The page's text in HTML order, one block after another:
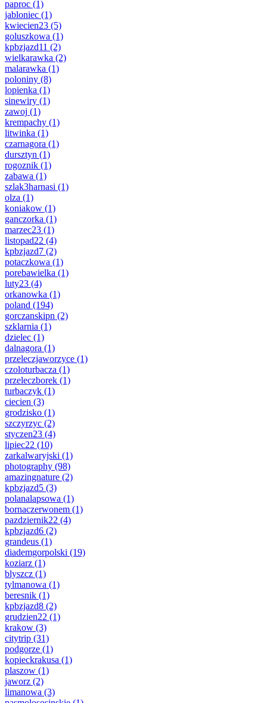
paproc (1)
jabloniec (1)
kwiecien23 (5)
goluszkowa (1)
kpbzjazd11 (2)
wielkarawka (2)
malarawka (1)
poloniny (8)
lopienka (1)
sinewiry (1)
zawoj (1)
krempachy (1)
litwinka (1)
czarnagora (1)
dursztyn (1)
rogoznik (1)
zabawa (1)
szlak3harnasi (1)
olza (1)
koniakow (1)
ganczorka (1)
marzec23 (1)
listopad22 (4)
kpbzjazd7 (2)
potaczkowa (1)
porebawielka (1)
luty23 (4)
orkanowka (1)
poland (194)
gorczanskipn (2)
szklarnia (1)
dzielec (1)
dalnagora (1)
przeleczjaworzyce (1)
czoloturbacza (1)
przeleczborek (1)
turbaczyk (1)
ciecien (3)
grodzisko (1)
szczyrzyc (2)
styczen23 (4)
lipiec22 (10)
zarkalwaryjski (1)
photography (98)
amazingnature (2)
kpbzjazd5 (3)
polanalapsowa (1)
bornaczerwonem (1)
pazdziernik22 (4)
kpbzjazd6 (2)
grandeus (1)
diademgorpolski (19)
koziarz (1)
blyszcz (1)
tylmanowa (1)
beresnik (1)
kpbzjazd8 (2)
grudzien22 (1)
krakow (3)
citytrip (31)
podgorze (1)
kopieckrakusa (1)
plaszow (1)
jaworz (2)
limanowa (3)